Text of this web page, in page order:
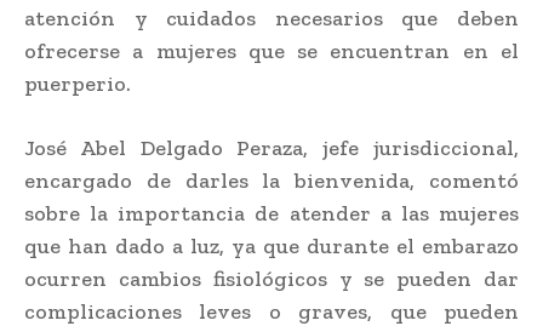
atención y cuidados necesarios que deben
ofrecerse a mujeres que se encuentran en el
puerperio.
José Abel Delgado Peraza, jefe jurisdiccional,
encargado de darles la bienvenida, comentó
sobre la importancia de atender a las mujeres
que han dado a luz, ya que durante el embarazo
ocurren cambios fisiológicos y se pueden dar
complicaciones leves o graves, que pueden